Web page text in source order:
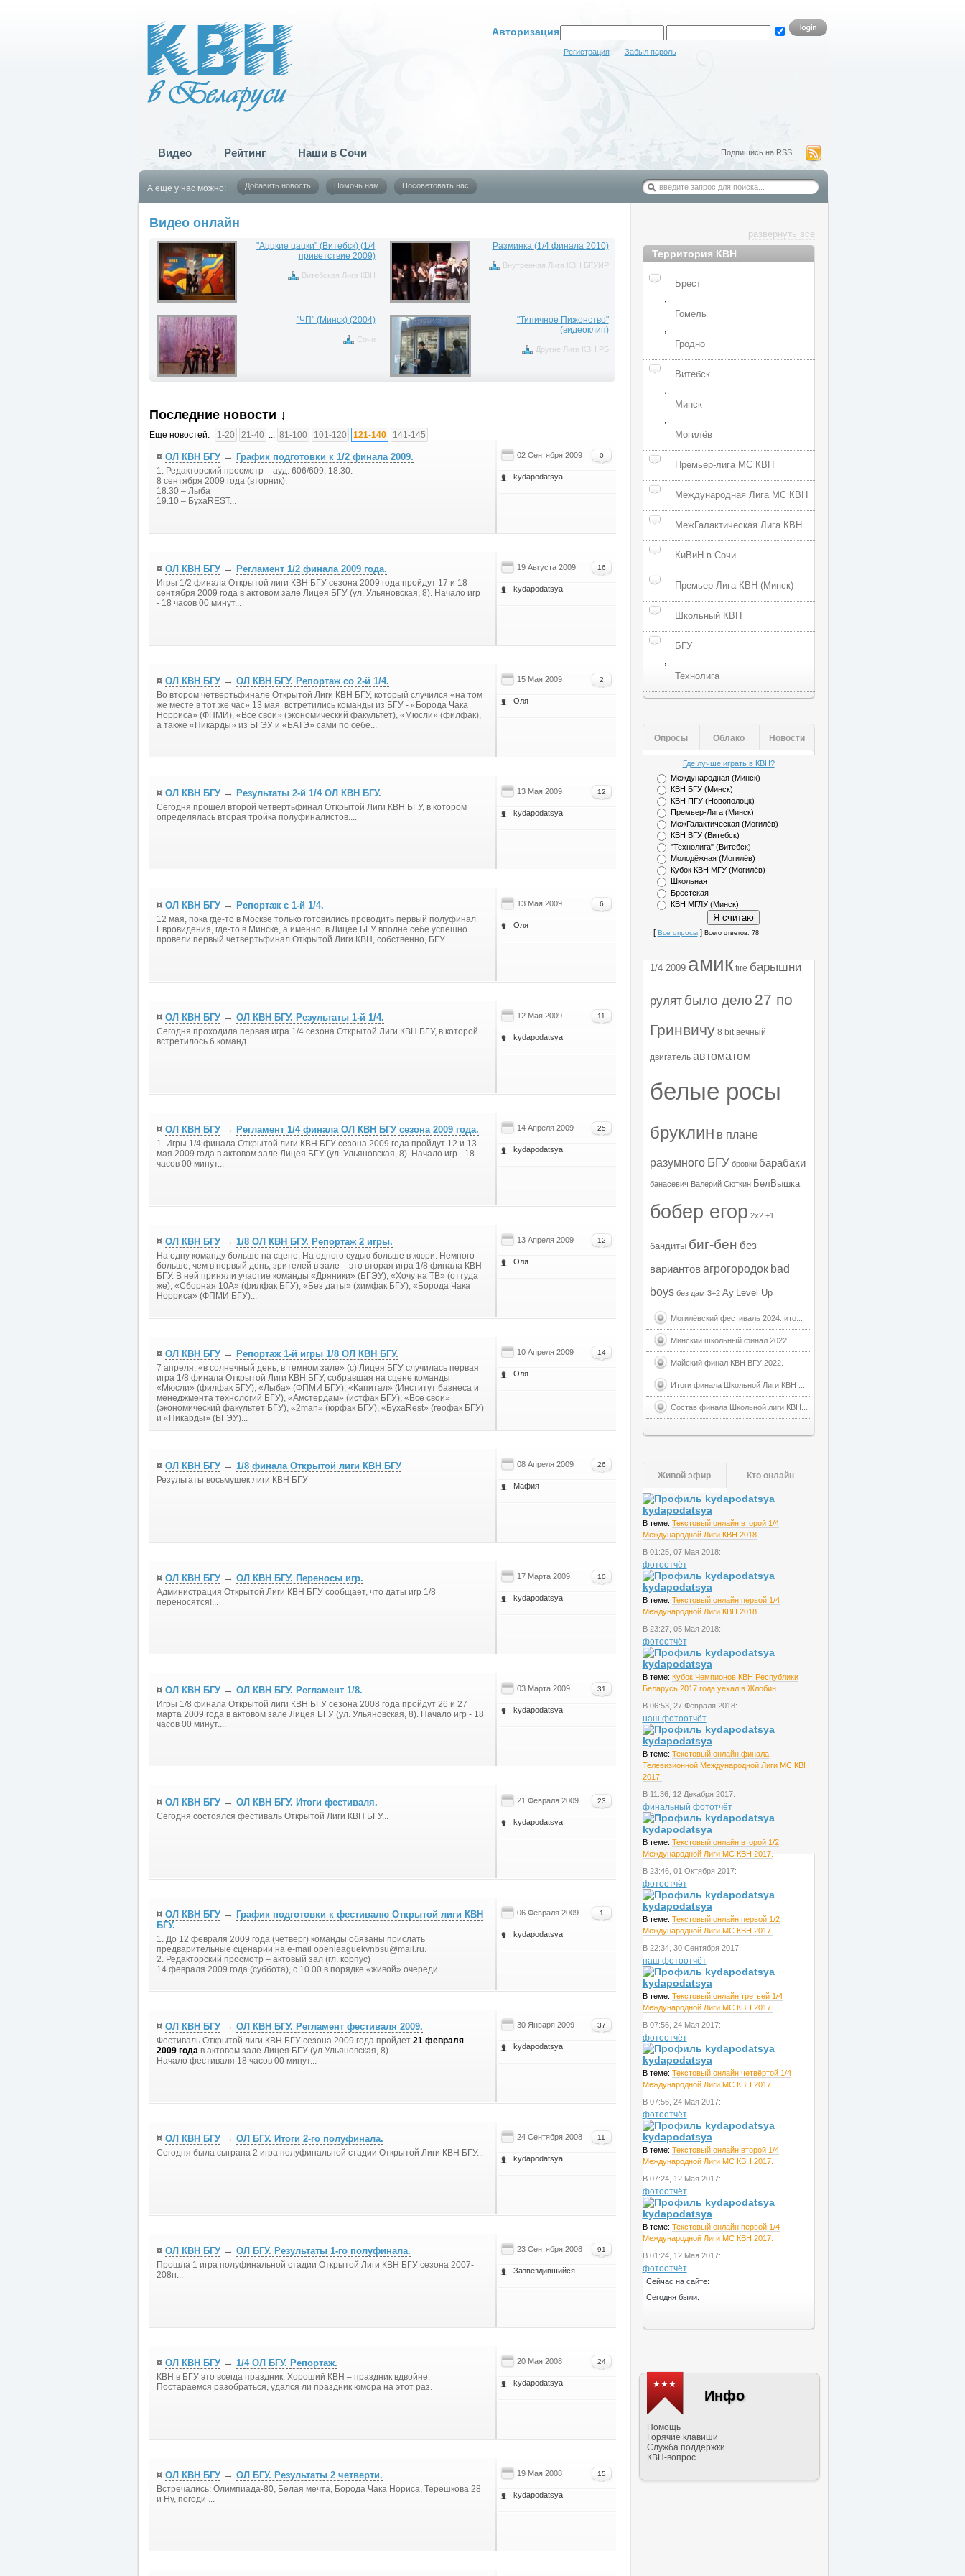
Авторизация
Регистрация Забыл пароль
Подпишись на RSS
Видео Рейтинг Наши в Сочи
А еще у нас можно: Добавить новость Помочь нам Посоветовать нас
Видео онлайн
"Аццкие цацки" (Витебск) (1/4
приветствие 2009)
Витебская Лига КВН
Разминка (1/4 финала 2010)
Внутренняя Лига КВН БГУИР
"ЧП" (Минск) (2004)
Сочи
"Типичное Пижонство"
(видеоклип)
Другие Лиги КВН РБ
Последние новости ↓
Еще новостей: 1-20 21-40 ... 81-100 101-120 121-140 141-145
¤ ОЛ КВН БГУ→ График подготовки к 1/2 финала 2009.
1. Редакторский просмотр – ауд. 606/609, 18.30.
8 сентября 2009 года (вторник),
18.30 – Лыба
19.10 – БухаREST...
02 Сентября 2009 0
kydapodatsya
¤ ОЛ КВН БГУ→ Регламент 1/2 финала 2009 года.
Игры 1/2 финала Открытой лиги КВН БГУ сезона 2009 года пройдут 17 и 18
сентября 2009 года в актовом зале Лицея БГУ (ул. Ульяновская, 8). Начало игр
- 18 часов 00 минут...
19 Августа 2009 16
kydapodatsya
¤ ОЛ КВН БГУ→ ОЛ КВН БГУ. Репортаж со 2-й 1/4.
Во втором четвертьфинале Открытой Лиги КВН БГУ, который случился «на том
же месте в тот же час» 13 мая встретились команды из БГУ - «Борода Чака
Норриса» (ФПМИ), «Все свои» (экономический факультет), «Мюсли» (филфак),
а также «Пикарды» из БГЭУ и «БАТЭ» сами по себе...
15 Мая 2009 2
Оля
¤ ОЛ КВН БГУ→ Результаты 2-й 1/4 ОЛ КВН БГУ.
Сегодня прошел второй четвертьфинал Открытой Лиги КВН БГУ, в котором
определялась вторая тройка полуфиналистов....
13 Мая 2009 12
kydapodatsya
¤ ОЛ КВН БГУ→ Репортаж с 1-й 1/4.
12 мая, пока где-то в Москве только готовились проводить первый полуфинал
Евровидения, где-то в Минске, а именно, в Лицее БГУ вполне себе успешно
провели первый четвертьфинал Открытой Лиги КВН, собственно, БГУ.
13 Мая 2009 6
Оля
¤ ОЛ КВН БГУ→ ОЛ КВН БГУ. Результаты 1-й 1/4.
Сегодня проходила первая игра 1/4 сезона Открытой Лиги КВН БГУ, в которой
встретилось 6 команд...
12 Мая 2009 11
kydapodatsya
¤ ОЛ КВН БГУ→ Регламент 1/4 финала ОЛ КВН БГУ сезона 2009 года.
1. Игры 1/4 финала Открытой лиги КВН БГУ сезона 2009 года пройдут 12 и 13
мая 2009 года в актовом зале Лицея БГУ (ул. Ульяновская, 8). Начало игр - 18
часов 00 минут...
14 Апреля 2009 25
kydapodatsya
¤ ОЛ КВН БГУ→ 1/8 ОЛ КВН БГУ. Репортаж 2 игры.
На одну команду больше на сцене. На одного судью больше в жюри. Немного
больше, чем в первый день, зрителей в зале – это вторая игра 1/8 финала КВН
БГУ. В ней приняли участие команды «Дряники» (БГЭУ), «Хочу на ТВ» (оттуда
же), «Сборная 10А» (филфак БГУ), «Без даты» (химфак БГУ), «Борода Чака
Норриса» (ФПМИ БГУ)...
13 Апреля 2009 12
Оля
¤ ОЛ КВН БГУ→ Репортаж 1-й игры 1/8 ОЛ КВН БГУ.
7 апреля, «в солнечный день, в темном зале» (с) Лицея БГУ случилась первая
игра 1/8 финала Открытой Лиги КВН БГУ, собравшая на сцене команды
«Мюсли» (филфак БГУ), «Лыба» (ФПМИ БГУ), «Капитал» (Институт базнеса и
менеджмента технологий БГУ), «Амстердам» (истфак БГУ), «Все свои»
(экономический факультет БГУ), «2man» (юрфак БГУ), «БухаRest» (геофак БГУ)
и «Пикарды» (БГЭУ)...
10 Апреля 2009 14
Оля
¤ ОЛ КВН БГУ→ 1/8 финала Открытой лиги КВН БГУ
Результаты восьмушек лиги КВН БГУ
08 Апреля 2009 26
Мафия
¤ ОЛ КВН БГУ→ ОЛ КВН БГУ. Переносы игр.
Администрация Открытой Лиги КВН БГУ сообщает, что даты игр 1/8
переносятся!...
17 Марта 2009 10
kydapodatsya
¤ ОЛ КВН БГУ→ ОЛ КВН БГУ. Регламент 1/8.
Игры 1/8 финала Открытой лиги КВН БГУ сезона 2008 года пройдут 26 и 27
марта 2009 года в актовом зале Лицея БГУ (ул. Ульяновская, 8). Начало игр - 18
часов 00 минут....
03 Марта 2009 31
kydapodatsya
¤ ОЛ КВН БГУ→ ОЛ КВН БГУ. Итоги фестиваля.
Сегодня состоялся фестиваль Открытой Лиги КВН БГУ...
21 Февраля 2009 23
kydapodatsya
¤ ОЛ КВН БГУ→ График подготовки к фестивалю Открытой лиги КВН
БГУ.
1. До 12 февраля 2009 года (четверг) команды обязаны прислать
предварительные сценарии на e-mail openleaguekvnbsu@mail.ru.
2. Редакторский просмотр – актовый зал (гл. корпус)
14 февраля 2009 года (суббота), с 10.00 в порядке «живой» очереди.
06 Февраля 2009 1
kydapodatsya
¤ ОЛ КВН БГУ→ ОЛ КВН БГУ. Регламент фестиваля 2009.
Фестиваль Открытой лиги КВН БГУ сезона 2009 года пройдет 21 февраля
2009 годав актовом зале Лицея БГУ (ул.Ульяновская, 8).
Начало фестиваля 18 часов 00 минут...
30 Января 2009 37
kydapodatsya
¤ ОЛ КВН БГУ→ ОЛ БГУ. Итоги 2-го полуфинала.
Сегодня была сыграна 2 игра полуфинальной стадии Открытой Лиги КВН БГУ...
24 Сентября 2008 11
kydapodatsya
¤ ОЛ КВН БГУ→ ОЛ БГУ. Результаты 1-го полуфинала.
Прошла 1 игра полуфинальной стадии Открытой Лиги КВН БГУ сезона 2007-
208гг...
23 Сентября 2008 91
Зазвездившийся
¤ ОЛ КВН БГУ→ 1/4 ОЛ БГУ. Репортаж.
КВН в БГУ это всегда праздник. Хороший КВН – праздник вдвойне.
Постараемся разобраться, удался ли праздник юмора на этот раз.
20 Мая 2008 24
kydapodatsya
¤ ОЛ КВН БГУ→ ОЛ БГУ. Результаты 2 четверти.
Встречались: Олимпиада-80, Белая мечта, Борода Чака Нориса, Терешкова 28
и Ну, погоди ...
19 Мая 2008 15
kydapodatsya
развернуть все
Территория КВН
Брест
,
Гомель
,
Гродно
Витебск
,
Минск
,
Могилёв
Премьер-лига МС КВН
Международная Лига МС КВН
МежГалактическая Лига КВН
КиВиН в Сочи
Премьер Лига КВН (Минск)
Школьный КВН
БГУ
,
Технолига
Опросы Облако Новости
Где лучше играть в КВН?
Международная (Минск)
КВН БГУ (Минск)
КВН ПГУ (Новополоцк)
Премьер-Лига (Минск)
МежГалактическая (Могилёв)
КВН ВГУ (Витебск)
"Технолига" (Витебск)
Молодёжная (Могилёв)
Кубок КВН МГУ (Могилёв)
Школьная
Брестская
КВН МГЛУ (Минск)
[ Все опросы] Всего ответов: 78
1/4 2009 амик fire барышни
рулят было дело 27 по
Гринвичу 8 bit вечный
двигатель автоматом
белые росы
бруклин в плане
разумного БГУ бровки барабаки
банасевич Валерий Сюткин БелВышка
бобер егор 2х2 +1
бандиты биг-бен без
вариантов агрогородок bad
boys без дам 3+2 Ау Level Up
Могилёвский фестиваль 2024. ито...
Минский школьный финал 2022!
Майский финал КВН ВГУ 2022.
Итоги финала Школьной Лиги КВН ...
Состав финала Школьной лиги КВН...
Живой эфир Кто онлайн
kydapodatsya
В теме: Текстовый онлайн второй 1/4
Международной Лиги КВН 2018
В 01:25, 07 Мая 2018:
фотоотчёт
kydapodatsya
В теме: Текстовый онлайн первой 1/4
Международной Лиги КВН 2018.
В 23:27, 05 Мая 2018:
фотоотчёт
kydapodatsya
В теме: Кубок Чемпионов КВН Республики
Беларусь 2017 года уехал в Жлобин
В 06:53, 27 Февраля 2018:
наш фотоотчёт
kydapodatsya
В теме: Текстовый онлайн финала
Телевизионной Международной Лиги МС КВН
2017.
В 11:36, 12 Декабря 2017:
финальный фототчёт
kydapodatsya
В теме: Текстовый онлайн второй 1/2
Международной Лиги МС КВН 2017.
В 23:46, 01 Октября 2017:
фотоотчёт
kydapodatsya
В теме: Текстовый онлайн первой 1/2
Международной Лиги МС КВН 2017.
В 22:34, 30 Сентября 2017:
наш фотоотчёт
kydapodatsya
В теме: Текстовый онлайн третьей 1/4
Международной Лиги МС КВН 2017.
В 07:56, 24 Мая 2017:
фотоотчёт
kydapodatsya
В теме: Текстовый онлайн четвёртой 1/4
Международной Лиги МС КВН 2017.
В 07:56, 24 Мая 2017:
фотоотчёт
kydapodatsya
В теме: Текстовый онлайн второй 1/4
Международной Лиги МС КВН 2017.
В 07:24, 12 Мая 2017:
фотоотчёт
kydapodatsya
В теме: Текстовый онлайн первой 1/4
Международной Лиги МС КВН 2017.
В 01:24, 12 Мая 2017:
фотоотчёт
Сейчас на сайте:
Сегодня были:
★★★
Инфо
Помощь
Горячие клавиши
Служба поддержки
КВН-вопрос